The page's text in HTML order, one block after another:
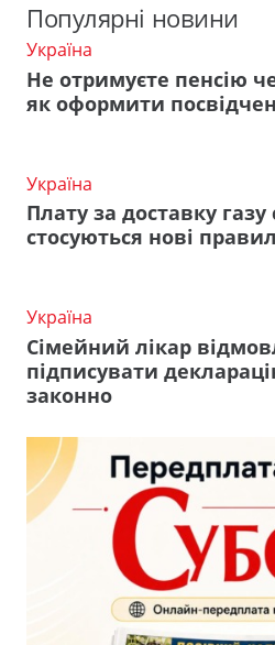
Популярні новини
Україна
Не отримуєте пенсію
як оформити
Україна
Плату за доставку
стосуються нові
Україна
Сімейний лікар
підписувати
законно